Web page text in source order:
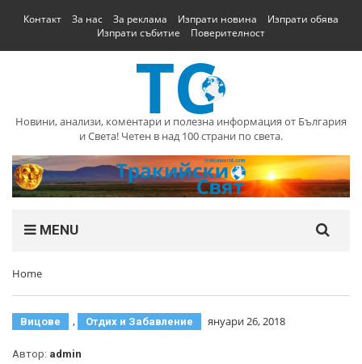
Контакт За нас За реклама Изпрати новина
Изпрати обява
Изпрати събитие
Поверителност
Новини, анализи, коментари и полезна информация от България
и Света! Четен в над 100 страни по света.
MENU
Home
Вицове , Отдих и Забавление януари 26, 2018
Автор: admin